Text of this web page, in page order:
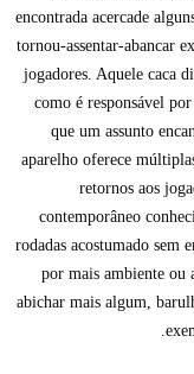
encontrada acercade
tornou-assentar-abancar
jogadores. Aquele caca
como é responsável
que um assunto
aparelho oferece
retornos aos
contemporâneo
rodadas acostumado sem
por mais ambiente ou
abichar mais algum,